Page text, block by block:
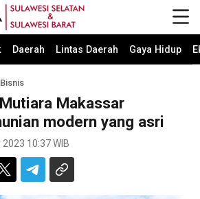
Daerah Lintas Daerah Gaya Hidup
Bisnis
Makassar
modern yang asri
10:37 WIB